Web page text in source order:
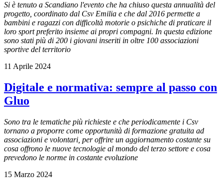
Si è tenuto a Scandiano l'evento che ha chiuso questa annualità del
progetto, coordinato dal Csv Emilia e che dal 2016 permette a
bambini e ragazzi con difficoltà motorie o psichiche di praticare il
loro sport preferito insieme ai propri compagni. In questa edizione
sono stati più di 200 i giovani inseriti in oltre 100 associazioni
sportive del territorio
11 Aprile 2024
Digitale e normativa: sempre al passo con
Gluo
Sono tra le tematiche più richieste e che periodicamente i Csv
tornano a proporre come opportunità di formazione gratuita ad
associazioni e volontari, per offrire un aggiornamento costante su
cosa offrono le nuove tecnologie al mondo del terzo settore e cosa
prevedono le norme in costante evoluzione
15 Marzo 2024